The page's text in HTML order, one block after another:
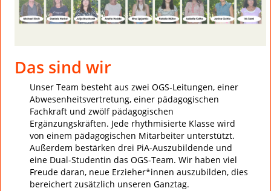
Das sind wir
Unser Team besteht aus zwei OGS-Leitungen, einer
Abwesenheitsvertretung, einer pädagogischen
Fachkraft und zwölf pädagogischen
Ergänzungskräften. Jede rhythmisierte Klasse wird
von einem pädagogischen Mitarbeiter unterstützt.
Außerdem bestärken drei PiA-Auszubildende und
eine Dual-Studentin das OGS-Team. Wir haben viel
Freude daran, neue Erzieher*innen auszubilden, dies
bereichert zusätzlich unseren Ganztag.